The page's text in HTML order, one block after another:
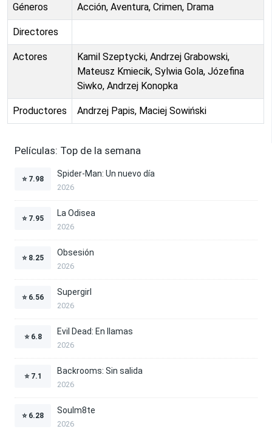
Géneros Acción, Aventura, Crimen, Drama
Directores
Actores
Kamil Szeptycki, Andrzej Grabowski,
Mateusz Kmiecik, Sylwia Gola, Józefina
Siwko, Andrzej Konopka
Productores Andrzej Papis, Maciej Sowiński
Películas: Top de la semana
⭐ 7.98
Spider-Man: Un nuevo día
2026
⭐ 7.95
La Odisea
2026
⭐ 8.25
Obsesión
2026
⭐ 6.56
Supergirl
2026
⭐ 6.8
Evil Dead: En llamas
2026
⭐ 7.1
Backrooms: Sin salida
2026
⭐ 6.28
Soulm8te
2026